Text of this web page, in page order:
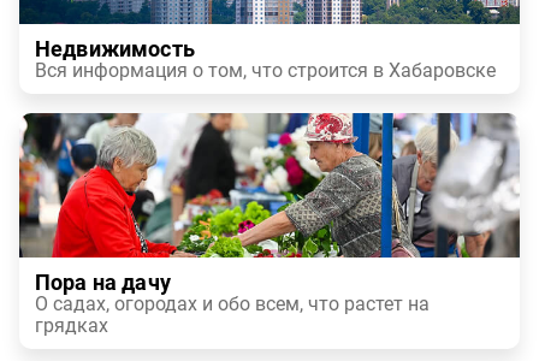
Недвижимость
Вся информация о том, что строится в Хабаровске
Пора на дачу
О садах, огородах и обо всем, что растет на
грядках